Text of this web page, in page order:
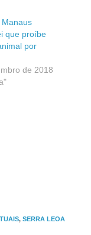
Manaus
que proíbe
por
de 2018
, SERRA LEOA